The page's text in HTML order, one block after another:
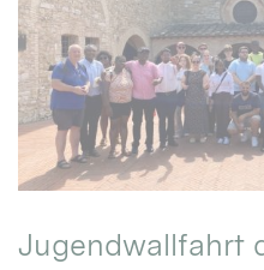
Jugendwallfahrt